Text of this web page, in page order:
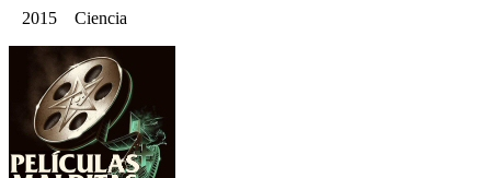
2015 Ciencia